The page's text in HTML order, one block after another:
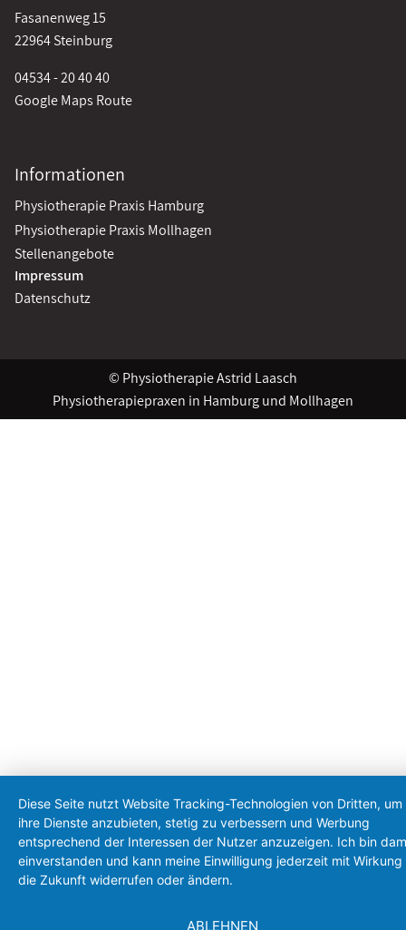
Fasanenweg 15
22964 Steinburg
04534 - 20 40 40
Google Maps Route
Informationen
Physiotherapie Praxis Hamburg
Physiotherapie Praxis Mollhagen
Stellenangebote
Impressum
Datenschutz
© Physiotherapie Astrid Laasch
Physiotherapiepraxen in Hamburg und Mollhagen
Diese Seite nutzt Website Tracking-Technologien von Dritten, um
ihre Dienste anzubieten, stetig zu verbessern und Werbung
entsprechend der Interessen der Nutzer anzuzeigen. Ich bin
einverstanden und kann meine Einwilligung jederzeit mit Wirkung
die Zukunft widerrufen oder ändern.
ABLEHNEN